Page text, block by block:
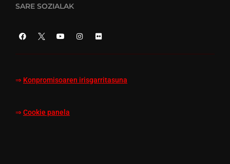
SARE SOZIALAK
⇒ Konpromisoaren irisgarritasuna
⇒ Cookie panela